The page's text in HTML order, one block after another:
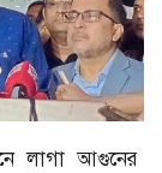
লাগা আগুনের